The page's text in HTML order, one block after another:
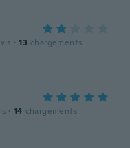
· 13 chargements
· 14 chargements